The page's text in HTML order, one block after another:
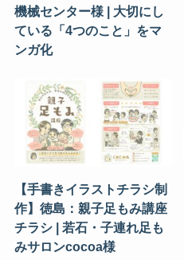
機械センター様 | 大切にし
ている「4つのこと」をマ
ンガ化
【手書きイラストチラシ制
作】徳島：親子足もみ講座
チラシ | 若石・子連れ足も
みサロンcocoa様